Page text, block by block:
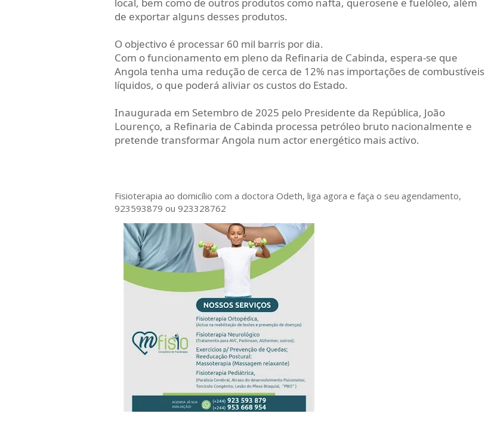
local, bem como de outros produtos como nafta, querosene e fuelóleo, além
de exportar alguns desses produtos.
O objectivo é processar 60 mil barris por dia.
Com o funcionamento em pleno da Refinaria de Cabinda, espera-se que
Angola tenha uma redução de cerca de 12% nas importações de combustíveis
líquidos, o que poderá aliviar os custos do Estado.
Inaugurada em Setembro de 2025 pelo Presidente da República, João
Lourenço, a Refinaria de Cabinda processa petróleo bruto nacionalmente e
pretende transformar Angola num actor energético mais activo.
Fisioterapia ao domicílio com a doctora Odeth, liga agora e faça o seu agendamento,
923593879 ou 923328762